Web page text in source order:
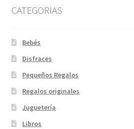
CATEGORIAS
Bebés
Disfraces
Pequeños Regalos
Regalos originales
Juguetería
Libros